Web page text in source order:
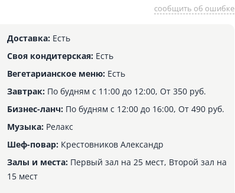
сообщить об ошибке
Доставка: Есть
Своя кондитерская: Есть
Вегетарианское меню: Есть
Завтрак: По будням с 11:00 до 12:00, От 350 руб.
Бизнес-ланч: По будням с 12:00 до 16:00, От 490 руб.
Музыка: Релакс
Шеф-повар: Крестовников Александр
Залы и места: Первый зал на 25 мест, Второй зал на
15 мест